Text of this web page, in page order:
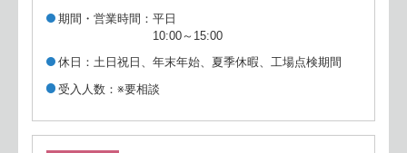
期間・営業時間
平日
10:00～15:00
休日
土日祝日、年末年始、夏季休暇、工場点検期間
受入人数
※要相談